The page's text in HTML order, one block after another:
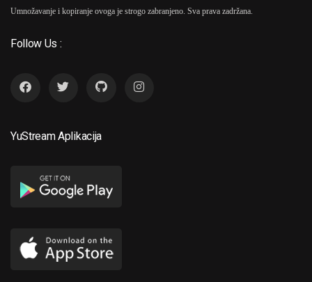
Umnožavanje i kopiranje ovoga je strogo zabranjeno. Sva prava zadržana.
Follow Us :
YuStream Aplikacija